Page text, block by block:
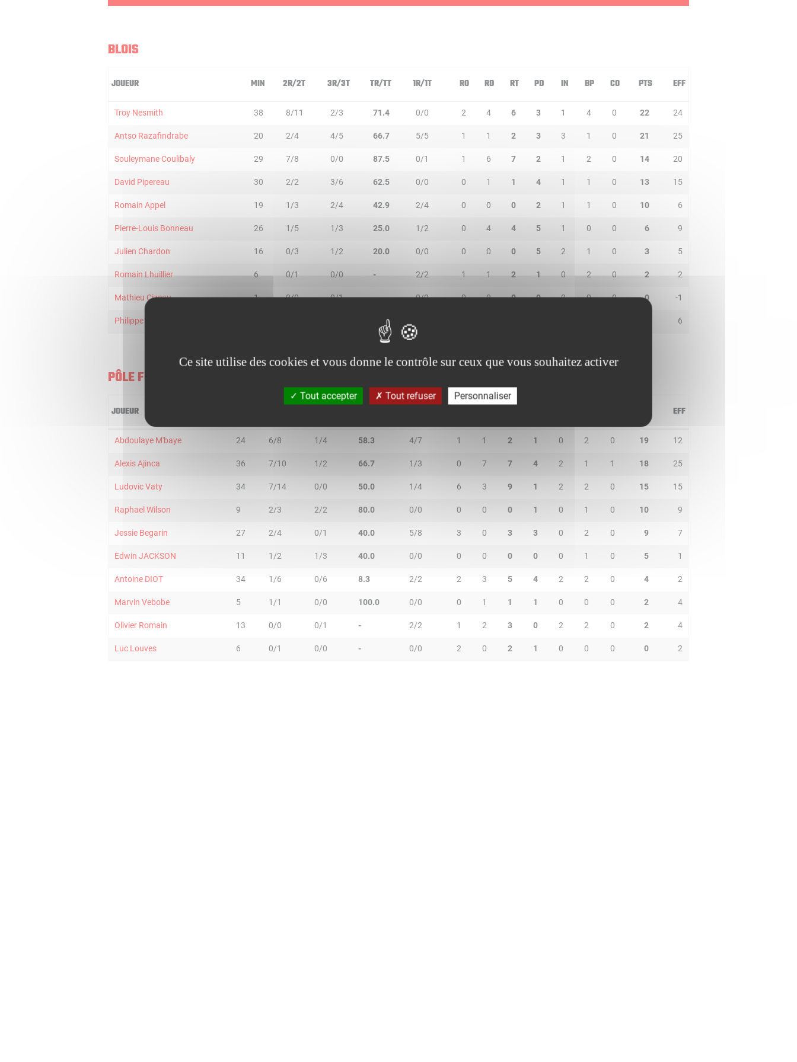
BLOIS
JOUEUR MIN 2R/2T 3R/3T TR/TT 1R/1T RO RD RT PD IN BP CO PTS EFF
Troy Nesmith 38 8/11 2/3 71.4 0/0 2 4 6 3 1 4 0 22 24
Antso Razafindrabe 20 2/4 4/5 66.7 5/5 1 1 2 3 3 1 0 21 25
Souleymane Coulibaly 29 7/8 0/0 87.5 0/1 1 6 7 2 1 2 0 14 20
David Pipereau 30 2/2 3/6 62.5 0/0 0 1 1 4 1 1 0 13 15
Romain Appel 19 1/3 2/4 42.9 2/4 0 0 0 2 1 1 0 10 6
Pierre-Louis Bonneau 26 1/5 1/3 25.0 1/2 0 4 4 5 1 0 0 6 9
Julien Chardon 16 0/3 1/2 20.0 0/0 0 0 0 5 2 1 0 3 5
Romain Lhuillier 6 0/1 0/0 - 2/2 1 1 2 1 0 2 0 2 2
Mathieu Cizeau 1 0/0 0/1 - 0/0 0 0 0 0 0 0 0 0 -1
Philippe Pezet 6
PÔLE FRANCE
JOUEUR EFF
Abdoulaye M'baye 24 6/8 1/4 58.3 4/7 1 1 2 1 0 2 0 19 12
Alexis Ajinca 36 7/10 1/2 66.7 1/3 0 7 7 4 2 1 1 18 25
Ludovic Vaty 34 7/14 0/0 50.0 1/4 6 3 9 1 2 2 0 15 15
Raphael Wilson 9 2/3 2/2 80.0 0/0 0 0 0 1 0 1 0 10 9
Jessie Begarin 27 2/4 0/1 40.0 5/8 3 0 3 3 0 2 0 9 7
Edwin JACKSON 11 1/2 1/3 40.0 0/0 0 0 0 0 0 1 0 5 1
Antoine DIOT 34 1/6 0/6 8.3 2/2 2 3 5 4 2 2 0 4 2
Marvin Vebobe 5 1/1 0/0 100.0 0/0 0 1 1 1 0 0 0 2 4
Olivier Romain 13 0/0 0/1 - 2/2 1 2 3 0 2 2 0 2 4
Luc Louves 6 0/1 0/0 - 0/0 2 0 2 1 0 0 0 0 2
Ce site utilise des cookies et vous donne le contrôle sur ceux que vous souhaitez activer
Tout accepter Tout refuser Personnaliser